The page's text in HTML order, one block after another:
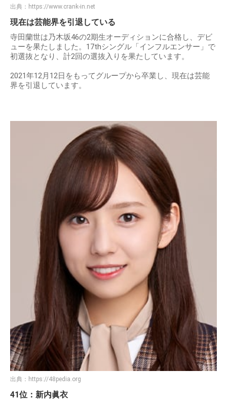
出典： https://www.crank-in.net
現在は芸能界を引退している
寺田蘭世は乃木坂46の2期生オーディションに合格し、デビ
ューを果たしました。17thシングル「インフルエンサー」で
初選抜となり、計2回の選抜入りを果たしています。
2021年12月12日をもってグループから卒業し、現在は芸能
界を引退しています。
出典： https://48pedia.org
41位：新内眞衣